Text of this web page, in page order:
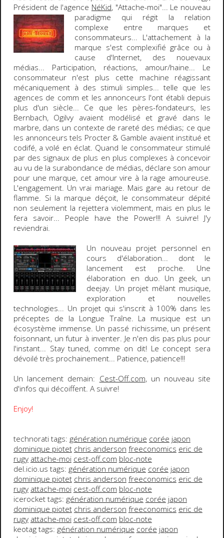
Président de l'agence NéKid, "Attache-moi"... Le nouveau
paradigme qui régit la relation
complexe entre marques et
consommateurs... L'attachement à la
marque s'est complexifié grâce ou à
cause d'Internet, des nouevaux
médias... Participation, réactions, amour/haine... Le
consommateur n'est plus cette machine réagissant
mécaniquement à des stimuli simples... telle que les
agences de comm et les annonceurs l'ont établi depuis
plus d'un siècle... Ce que les pères-fondateurs, les
Bernbach, Ogilvy avaient modélisé et gravé dans le
marbre, dans un contexte de rareté des médias; ce que
les annonceurs tels Procter & Gamble avaient institué et
codifé, a volé en éclat. Quand le consommateur stimulé
par des signaux de plus en plus complexes à concevoir
au vu de la surabondance de médias, déclare son amour
pour une marque, cet amour vire à la rage amoureuse.
L'engagement. Un vrai mariage. Mais gare au retour de
flamme. Si la marque déçoit, le consommateur dépité
non seulement la rejettera violemment, mais en plus le
fera savoir... People have the Power!!!A suivre! J'y
reviendrai.
Un nouveau projetpersonnel en
cours d'élaboration... dont le
lancement est proche. Une
élaboration en duo. Un geek, un
deejay. Un projet mêlant musique,
exploration et nouvelles
technologies... Un projet qui s'inscrit à 100% dans les
préceptes de la Longue Traîne. La musique est un
écosystème immense. Un passé richissime, un présent
foisonnant, un futur à inventer. Je n'en dis pas plus pour
l'instant... Stay tuned, comme on dit! Le concept sera
dévoilé très prochainement... Patience, patience!!!
Un lancement demain: Cest-Off.com, un nouveau site
d'infos qui décoiffent. A suivre!
Enjoy!
technorati tags: génération numérique corée japon
dominique piotet chris anderson freeconomics eric de
rugy attache-moi cest-off.com bloc-note
del.icio.us tags: génération numérique corée japon
dominique piotet chris anderson freeconomics eric de
rugy attache-moi cest-off.com bloc-note
icerocket tags: génération numérique corée japon
dominique piotet chris anderson freeconomics eric de
rugy attache-moi cest-off.com bloc-note
keotag tags: génération numérique corée japon